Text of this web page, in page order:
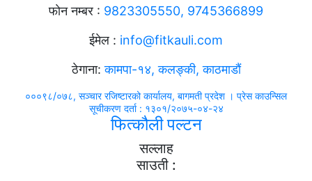
फाेन नम्बर : 9823305550, 9745366899
ईमेल : info@fitkauli.com
ठेगाना:कामपा-१४, कलङ्की, काठमाडाैं
०००९८/०७८, सञ्चार रजिष्टारको कार्यालय, बागमती प्रदेश । प्रेस काउन्सिल
सूचीकरण दर्ता : १३०१/२०७५-०४-२४
फित्कौली पल्टन
सल्लाह
साउती :